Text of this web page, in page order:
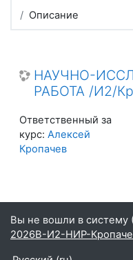
Описание
НАУЧНО-
РАБОТА /И2/
Ответственный за
курс: Алексей
Кропачев
Вы не вошли в систему
2026В-И2-НИР-